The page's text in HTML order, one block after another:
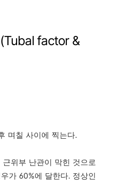
factor &
며칠 사이에 찍는다.
위부 난관이 막힌 것으로
가 60%에 달한다. 정상인